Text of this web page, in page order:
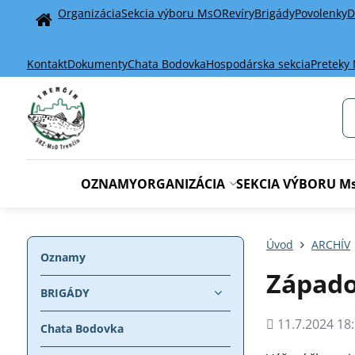
Home
OrganizáciaSekcia výboru MsORevíryBrigádyPovolenky
KontaktDokumentyChata BodovkaHospodárska sekciaPreteky
OZNAMYORGANIZÁCIA SEKCIA VÝBORU
Úvod ARCHÍV
Pridané
11.7.2024
Oznamy
BRIGÁDY
Chata Bodovka